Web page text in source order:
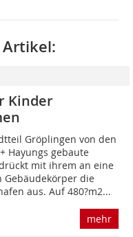
Kinder
Gröplingen von den
Hayungs gebaute
mit ihrem an eine
die
aus. Auf 480?m2...
mehr